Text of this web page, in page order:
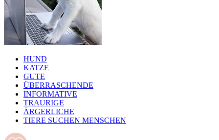
HUND
KATZE
GUTE
ÜBERRASCHENDE
INFORMATIVE
TRAURIGE
ÄRGERLICHE
TIERE SUCHEN MENSCHEN